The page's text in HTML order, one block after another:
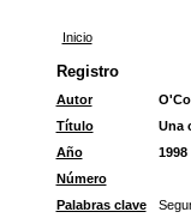
Inicio
Registro
Autor
Título
Una
Año
1998
Número
Palabras clave